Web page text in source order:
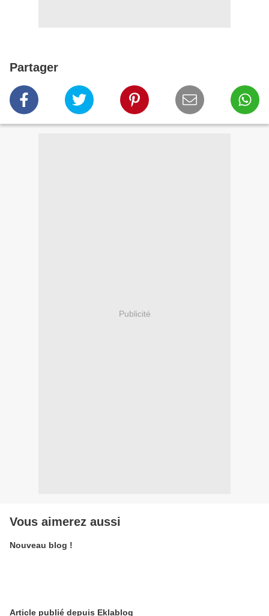
Partager
Publicité
Vous aimerez aussi
Nouveau blog !
Article publié depuis Eklablog